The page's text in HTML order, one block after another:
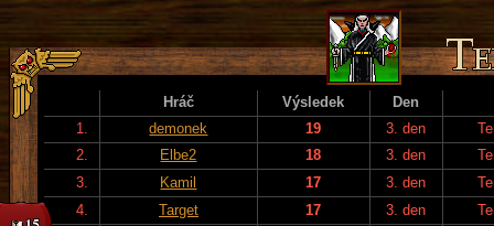
Hráč Výsledek
Den
1.
demonek 19 3. den
2.
Elbe2 18 3. den
3.
Kamil 17 3. den
4.
Target 17 3. den